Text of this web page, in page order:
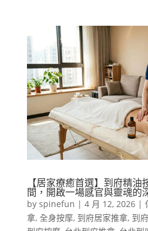
【居家療癒首選】到府精
間，開啟一場感官與靈魂的
by spinefun | 4 月 12, 2026|
拿, 全身按摩, 到府居家推拿, 到